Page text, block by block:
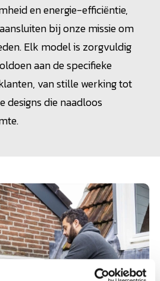
en energie-efficiëntie,
bij onze missie om
Elk model is zorgvuldig
aan de specifieke
van stille werking tot
designs die naadloos